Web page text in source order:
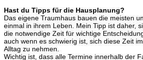
Hast du Tipps für die Hausplanung?
Das eigene Traumhaus bauen die meisten
einmal in ihrem Leben. Mein Tipp ist daher,
die notwendige Zeit für wichtige
auch wenn es schwierig ist, sich diese Zeit
Alltag zu nehmen.
Wichtig ist, dass alle Termine innerhalb der